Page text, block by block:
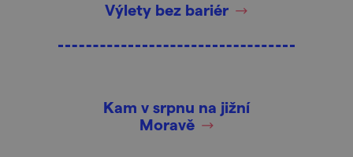
Výlety bez bariér
Kam v srpnu na jižní
Moravě